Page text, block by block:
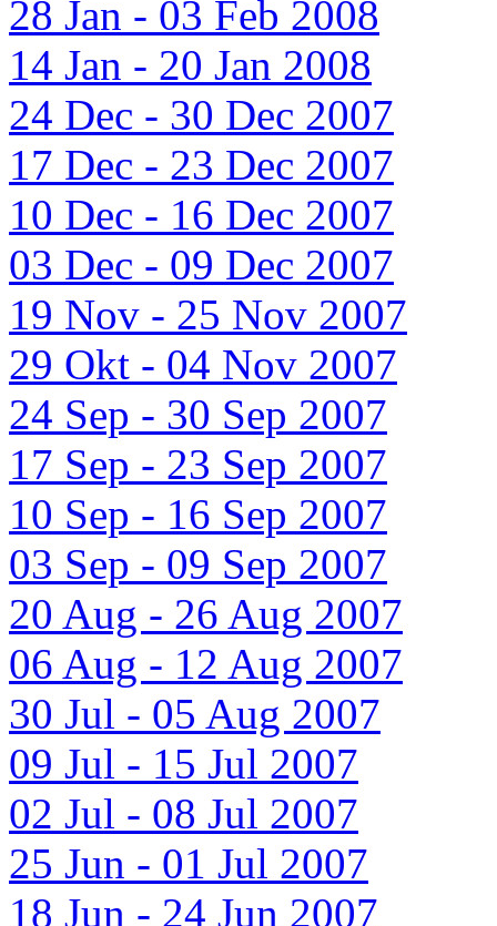
28 Jan - 03 Feb 2008
14 Jan - 20 Jan 2008
24 Dec - 30 Dec 2007
17 Dec - 23 Dec 2007
10 Dec - 16 Dec 2007
03 Dec - 09 Dec 2007
19 Nov - 25 Nov 2007
29 Okt - 04 Nov 2007
24 Sep - 30 Sep 2007
17 Sep - 23 Sep 2007
10 Sep - 16 Sep 2007
03 Sep - 09 Sep 2007
20 Aug - 26 Aug 2007
06 Aug - 12 Aug 2007
30 Jul - 05 Aug 2007
09 Jul - 15 Jul 2007
02 Jul - 08 Jul 2007
25 Jun - 01 Jul 2007
18 Jun - 24 Jun 2007